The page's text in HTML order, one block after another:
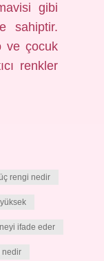
gibi
sahiptir.
ve çocuk
renkler
rengi nedir
ifade eder
nedir